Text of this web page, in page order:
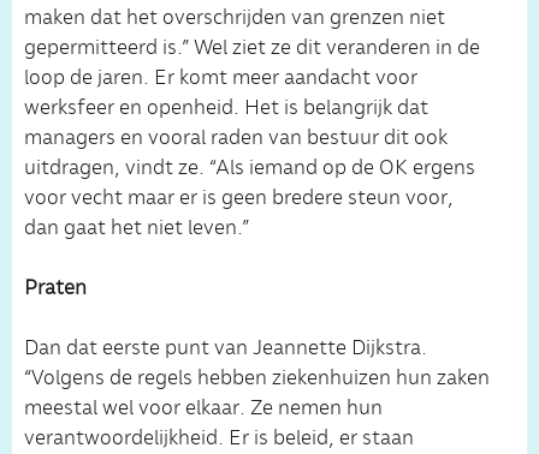
maken dat het overschrijden van grenzen niet
gepermitteerd is.” Wel ziet ze dit veranderen in de
loop de jaren. Er komt meer aandacht voor
werksfeer en openheid. Het is belangrijk dat
managers en vooral raden van bestuur dit ook
uitdragen, vindt ze. “Als iemand op de OK ergens
voor vecht maar er is geen bredere steun voor,
dan gaat het niet leven.”
Praten
Dan dat eerste punt van Jeannette Dijkstra.
“Volgens de regels hebben ziekenhuizen hun zaken
meestal wel voor elkaar. Ze nemen hun
verantwoordelijkheid. Er is beleid, er staan